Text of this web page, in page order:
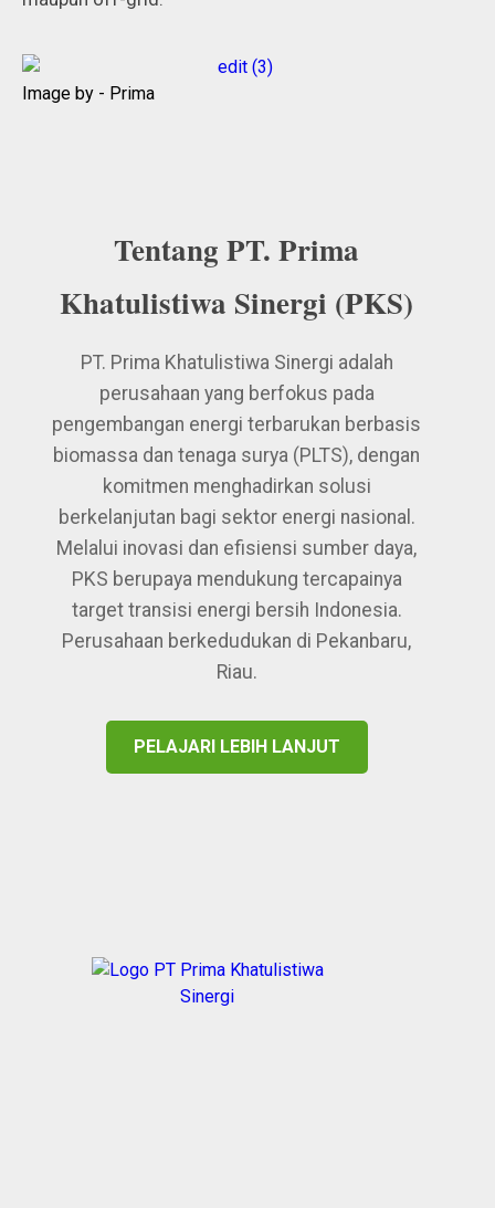
Image by - Prima
Tentang PT. Prima
Khatulistiwa Sinergi (PKS)
PT. Prima Khatulistiwa Sinergi adalah
perusahaan yang berfokus pada
pengembangan energi terbarukan berbasis
biomassa dan tenaga surya (PLTS), dengan
komitmen menghadirkan solusi
berkelanjutan bagi sektor energi nasional.
Melalui inovasi dan efisiensi sumber daya,
PKS berupaya mendukung tercapainya
target transisi energi bersih Indonesia.
Perusahaan berkedudukan di Pekanbaru,
Riau.
PELAJARI LEBIH LANJUT